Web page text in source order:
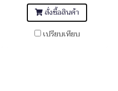
สั่งซื้อสินค้า
เปรียบเทียบ